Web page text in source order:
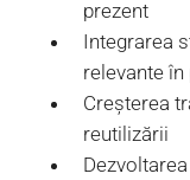
prezent
Integrarea
relevante
Creșterea
reutilizării